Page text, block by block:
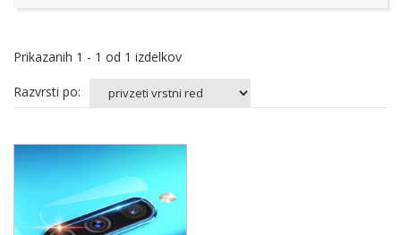
Prikazanih 1 - 1 od 1 izdelkov
Razvrsti po: